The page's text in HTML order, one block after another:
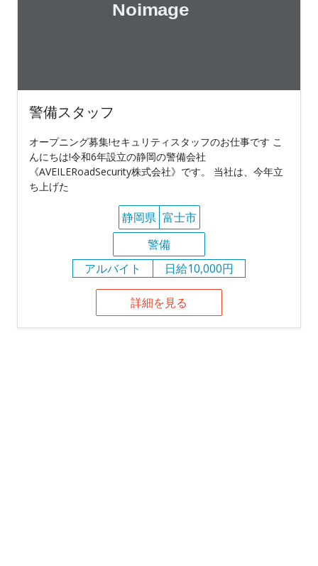
警備スタッフ
オープニング募集!セキュリティスタッフのお仕事です こ
んにちは!令和6年設立の静岡の警備会社
《AVEILERoadSecurity株式会社》です。 当社は、今年立
ち上げた
静岡県 富士市
警備
アルバイト
日給10,000円
詳細を見る